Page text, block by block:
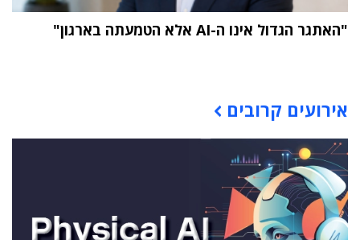
"האתגר הגדול אינו ה-AI אלא הטמעתה בארגון"
אירועים קרובים